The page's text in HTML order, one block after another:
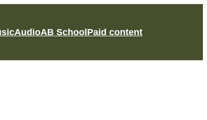
AudioAB School Paid content